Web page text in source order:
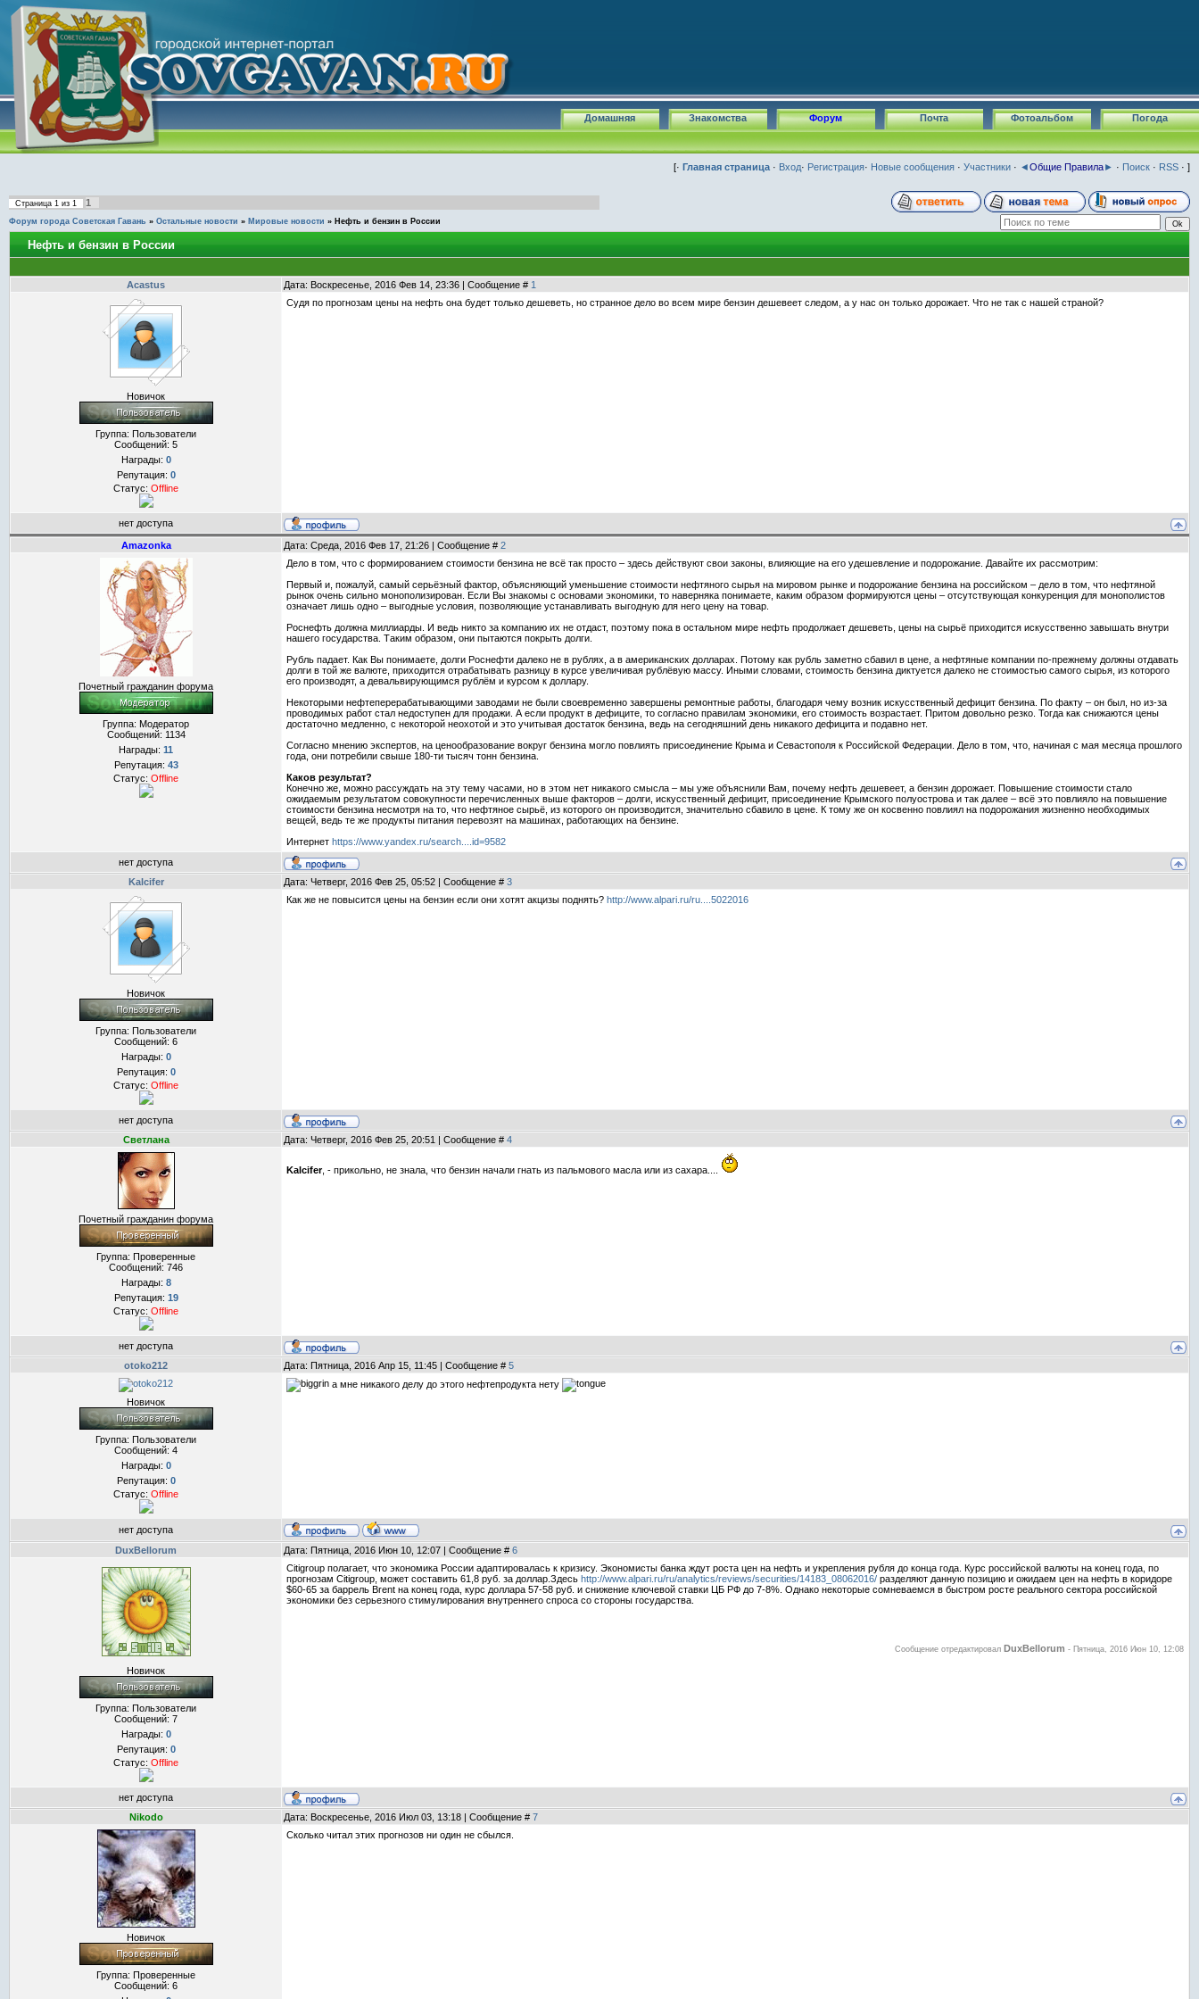
Погода
Фотоальбом
Почта
Форум
Знакомства
Домашняя
[· Главная страница · Вход· Регистрация· Новые сообщения · Участники · ◄Общие Правила► · Поиск · RSS · ]
Страница 1 из 1 1
Форум города Советская Гавань » Остальные новости » Мировые новости » Нефть и бензин в России
Нефть и бензин в России
Acastus Дата: Воскресенье, 2016 Фев 14, 23:36 | Сообщение # 1
Новичок
Группа: Пользователи
Сообщений: 5
Награды: 0
Репутация: 0
Статус: Offline
Судя по прогнозам цены на нефть она будет только дешеветь, но странное дело во всем мире бензин дешевеет следом, а у нас он только дорожает. Что не так с нашей страной?
нет доступа
Amazonka Дата: Среда, 2016 Фев 17, 21:26 | Сообщение # 2
Почетный гражданин форума
Группа: Модератор
Сообщений: 1134
Награды: 11
Репутация: 43
Статус: Offline
Дело в том, что с формированием стоимости бензина не всё так просто – здесь действуют свои законы, влияющие на его удешевление и подорожание. Давайте их рассмотрим:
Первый и, пожалуй, самый серьёзный фактор, объясняющий уменьшение стоимости нефтяного сырья на мировом рынке и подорожание бензина на российском – дело в том, что нефтяной
рынок очень сильно монополизирован. Если Вы знакомы с основами экономики, то наверняка понимаете, каким образом формируются цены – отсутствующая конкуренция для монополистов
означает лишь одно – выгодные условия, позволяющие устанавливать выгодную для него цену на товар.
Роснефть должна миллиарды. И ведь никто за компанию их не отдаст, поэтому пока в остальном мире нефть продолжает дешеветь, цены на сырьё приходится искусственно завышать внутри
нашего государства. Таким образом, они пытаются покрыть долги.
Рубль падает. Как Вы понимаете, долги Роснефти далеко не в рублях, а в американских долларах. Потому как рубль заметно сбавил в цене, а нефтяные компании по-прежнему должны отдавать
долги в той же валюте, приходится отрабатывать разницу в курсе увеличивая рублёвую массу. Иными словами, стоимость бензина диктуется далеко не стоимостью самого сырья, из которого
его производят, а девальвирующимся рублём и курсом к доллару.
Некоторыми нефтеперерабатывающими заводами не были своевременно завершены ремонтные работы, благодаря чему возник искусственный дефицит бензина. По факту – он был, но из-за
проводимых работ стал недоступен для продажи. А если продукт в дефиците, то согласно правилам экономики, его стоимость возрастает. Притом довольно резко. Тогда как снижаются цены
достаточно медленно, с некоторой неохотой и это учитывая достаток бензина, ведь на сегодняшний день никакого дефицита и подавно нет.
Согласно мнению экспертов, на ценообразование вокруг бензина могло повлиять присоединение Крыма и Севастополя к Российской Федерации. Дело в том, что, начиная с мая месяца прошлого
года, они потребили свыше 180-ти тысяч тонн бензина.
Каков результат?
Конечно же, можно рассуждать на эту тему часами, но в этом нет никакого смысла – мы уже объяснили Вам, почему нефть дешевеет, а бензин дорожает. Повышение стоимости стало
ожидаемым результатом совокупности перечисленных выше факторов – долги, искусственный дефицит, присоединение Крымского полуострова и так далее – всё это повлияло на повышение
стоимости бензина несмотря на то, что нефтяное сырьё, из которого он производится, значительно сбавило в цене. К тому же он косвенно повлиял на подорожания жизненно необходимых
вещей, ведь те же продукты питания перевозят на машинах, работающих на бензине.
Интернет https://www.yandex.ru/search....id=9582
нет доступа
Kalcifer
Дата: Четверг, 2016 Фев 25, 05:52 | Сообщение # 3
Новичок
Группа: Пользователи
Сообщений: 6
Награды: 0
Репутация: 0
Статус: Offline
Как же не повысится цены на бензин если они хотят акцизы поднять? http://www.alpari.ru/ru....5022016
нет доступа
Светлана
Дата: Четверг, 2016 Фев 25, 20:51 | Сообщение # 4
Почетный гражданин форума
Группа: Проверенные
Сообщений: 746
Награды: 8
Репутация: 19
Статус: Offline
Kalcifer, - прикольно, не знала, что бензин начали гнать из пальмового масла или из сахара....
нет доступа
otoko212
Дата: Пятница, 2016 Апр 15, 11:45 | Сообщение # 5
Новичок
Группа: Пользователи
Сообщений: 4
Награды: 0
Репутация: 0
Статус: Offline
а мне никакого делу до этого нефтепродукта нету
нет доступа
DuxBellorum
Дата: Пятница, 2016 Июн 10, 12:07 | Сообщение # 6
Новичок
Группа: Пользователи
Сообщений: 7
Награды: 0
Репутация: 0
Статус: Offline
Citigroup полагает, что экономика России адаптировалась к кризису. Экономисты банка ждут роста цен на нефть и укрепления рубля до конца года. Курс российской валюты на конец года, по
прогнозам Citigroup, может составить 61,8 руб. за доллар.Здесь http://www.alpari.ru/ru/analytics/reviews/securities/14183_08062016/ разделяют данную позицию и ожидаем цен на нефть в коридоре
$60-65 за баррель Brent на конец года, курс доллара 57-58 руб. и снижение ключевой ставки ЦБ РФ до 7-8%. Однако некоторые сомневаемся в быстром росте реального сектора российской
экономики без серьезного стимулирования внутреннего спроса со стороны государства.
Сообщение отредактировал DuxBellorum - Пятница, 2016 Июн 10, 12:08
нет доступа
Nikodo
Дата: Воскресенье, 2016 Июл 03, 13:18 | Сообщение # 7
Новичок
Группа: Проверенные
Сообщений: 6
Сколько читал этих прогнозов ни один не сбылся.